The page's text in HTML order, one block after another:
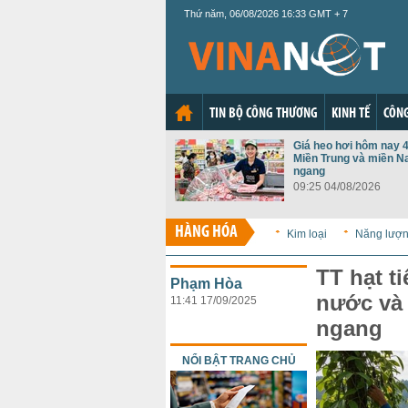
Thứ năm, 06/08/2026 16:33 GMT + 7
TIN BỘ CÔNG THƯƠNG KINH TẾ
Giá heo hơi hôm nay
Miền Trung và miền
ngang
09:25 04/08/2026
HÀNG HÓA Kim loại Năng
TT hạt
nước
ngang
Phạm Hòa
11:41 17/09/2025
NỔI BẬT TRANG CHỦ